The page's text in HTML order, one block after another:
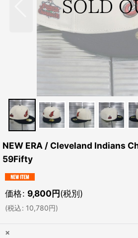
NEW ERA / Cleveland Indians
59Fifty
価格: 9,800円(税別)
(税込: 10,780円)
×